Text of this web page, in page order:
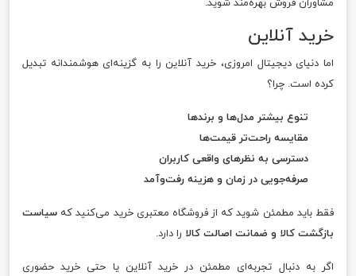
مشاوران فروش بهره‌مند شوید.
خرید آنلاین
اما دنیای دیجیتال امروزی، خرید آنلاین را به گزینه‌ای هوشمندانه تبدیل
کرده است. چرا؟
تنوع بیشتر مدل‌ها و برندها
مقایسه راحت‌تر قیمت‌ها
دسترسی به نظرهای واقعی کاربران
صرفه‌جویی در زمان و هزینه رفت‌وآمد
فقط باید مطمئن شوید که از فروشگاه معتبری خرید می‌کنید که سیاست
بازگشت کالا و ضمانت اصالت کالا را دارد.
اگر به دنبال تجربه‌ای مطمئن در خرید آنلاین یا حتی خرید حضوری